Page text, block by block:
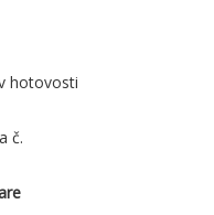
hotovosti
č.